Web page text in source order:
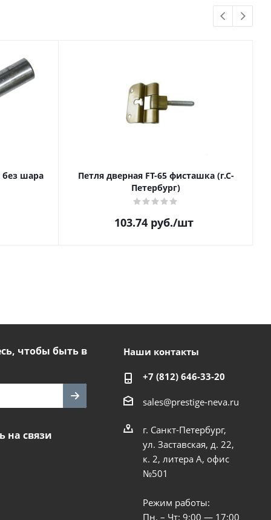
без шара
Петля дверная FT-65 фисташка (г.С-
Петербург)
103.74руб./шт
чтобы быть в
на связи
Наши контакты
+7 (812) 646-33-20
sales@prestige-neva.ru
г. Санкт-Петербург,
ул. Заставская, д. 22,
к. 2, литера А, офис
№501
Режим работы:
Пн. – Чт: 9:00 — 17:00